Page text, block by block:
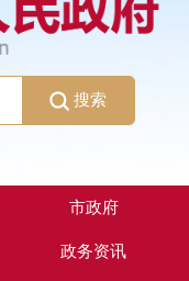
搜索
市政府
政务资讯